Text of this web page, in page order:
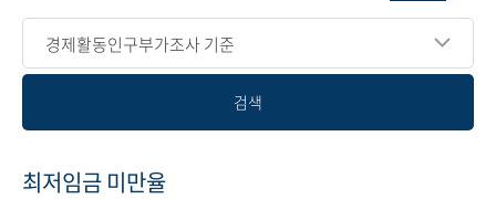
경제활동인구부가조사 기준
검색
최저임금 미만율